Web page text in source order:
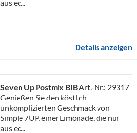
aus ec...
Details anzeigen
Seven Up Postmix BIBArt.-Nr.: 29317
Genießen Sie den köstlich
unkomplizierten Geschmack von
Simple 7UP, einer Limonade, die nur
aus ec...